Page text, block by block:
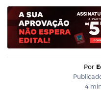
Por
4